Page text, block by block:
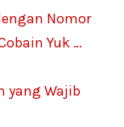
Nomor
Yuk …
yang Wajib